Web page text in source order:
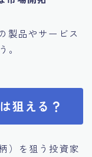
製品やサービス
。
狙える？
）を狙う投資家